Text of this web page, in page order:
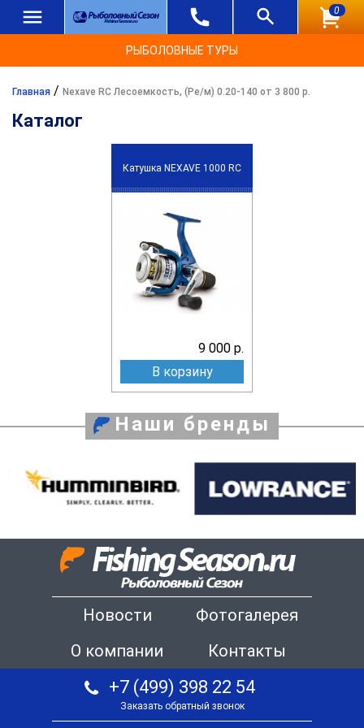
0
РЫБОЛОВНЫЕ ТУРЫ
Главная / Nexave RC Лесоемкость, (Ре/м) 0.20-140 от 3 800 р.
Каталог
Катушка NEXAVE 1000 RC
9 000 р.
В корзину
Наши бренды
Новости
Фотогалерея
О компании
Контакты
+7 (499) 398 22 54
Заказать обратный звонок